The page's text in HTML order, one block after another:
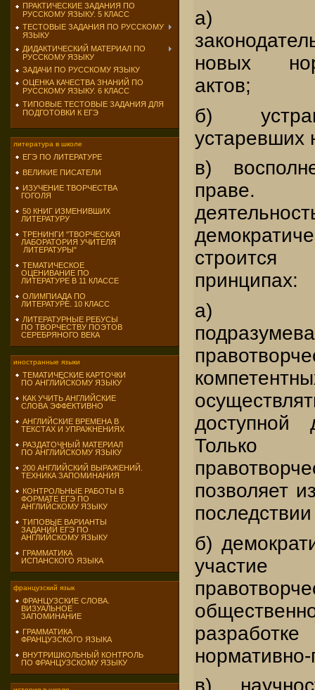
ПРАКТИЧЕСКИЕ ЗАДАНИЯ ПО
РУССКОМУ ЯЗЫКУ. 5 КЛАСС
ТЕСТОВЫЕ ЗАДАНИЯ ПО РУССКОМУ
ЯЗЫКУ
ДИДАКТИЧЕСКИЙ МАТЕРИАЛ ПО
РУССКОМУ ЯЗЫКУ
ЗАДАЧИ ПО РУССКОМУ ЯЗЫКУ
ОЦЕНКА КАЧЕСТВА ЗНАНИЙ ПО
РУССКОМУ ЯЗЫКУ. 6 КЛАСС
ТИПОВЫЕ ТЕСТОВЫЕ ЗАДАНИЯ ДЛЯ
ПОДГОТОВКИ К ЕГЭ
литература в школе
ЕГЭ ПО ЛИТЕРАТУРЕ
ВЕЛИКИЕ ПИСАТЕЛИ
ИЗУЧЕНИЕ ТВОРЧЕСТВА
ГОГОЛЯ
50 КНИГ ИЗМЕНИВШИХ
ЛИТЕРАТУРУ
ТРЕНИНГИ "ТВОРЧЕСКАЯ
ЛАБОРАТОРИЯ УЧИТЕЛЯ
ЛИТЕРАТУРЫ"
ТЕМАТИЧЕСКОЕ
ОЦЕНИВАНИЕ ПО
ЛИТЕРАТУРЕ В 11 КЛАССЕ
ОЛИМПИАДА ПО
ЛИТЕРАТУРЕ. 10 КЛАСС
ЛИТЕРАТУРНЫЕ РЕБУСЫ
ПО ТВОРЧЕСТВУ ПОЭТОВ
СЕРЕБРЯНОГО ВЕКА
иностранные языки
ТЕМАТИЧЕСКИЕ КАРТОЧКИ
ПО АНГЛИЙСКОМУ ЯЗЫКУ
КАК УЧИТЬ АНГЛИЙСКИЕ
СЛОВА ЭФФЕКТИВНО
АНГЛИЙСКИЕ ВРЕМЕНА В
ТЕКСТАХ И УПРАЖНЕНИЯХ
РАЗДАТОЧНЫЙ МАТЕРИАЛ
ПО АНГЛИЙСКОМУ ЯЗЫКУ
200 АНГЛИЙСКИЙ ВЫРАЖЕНИЙ.
ТЕХНИКА ЗАПОМИНАНИЯ
КОНТРОЛЬНЫЕ РАБОТЫ В
ФОРМАТЕ ЕГЭ ПО
АНГЛИЙСКОМУ ЯЗЫКУ
ТИПОВЫЕ ВАРИАНТЫ
ЗАДАНИЙ ЕГЭ ПО
АНГЛИЙСКОМУ ЯЗЫКУ
ГРАММАТИКА
ИСПАНСКОГО ЯЗЫКА
французский язык
ФРАНЦУЗСКИЕ СЛОВА.
ВИЗУАЛЬНОЕ
ЗАПОМИНАНИЕ
ГРАММАТИКА
ФРАНЦУЗСКОГО ЯЗЫКА
ВНУТРИШКОЛЬНЫЙ КОНТРОЛЬ
ПО ФРАНЦУЗСКОМУ ЯЗЫКУ
а)
новых
актов;
б)
устаревших
в)
праве.
принципах:
а)
Только
позволяет
б)
в)